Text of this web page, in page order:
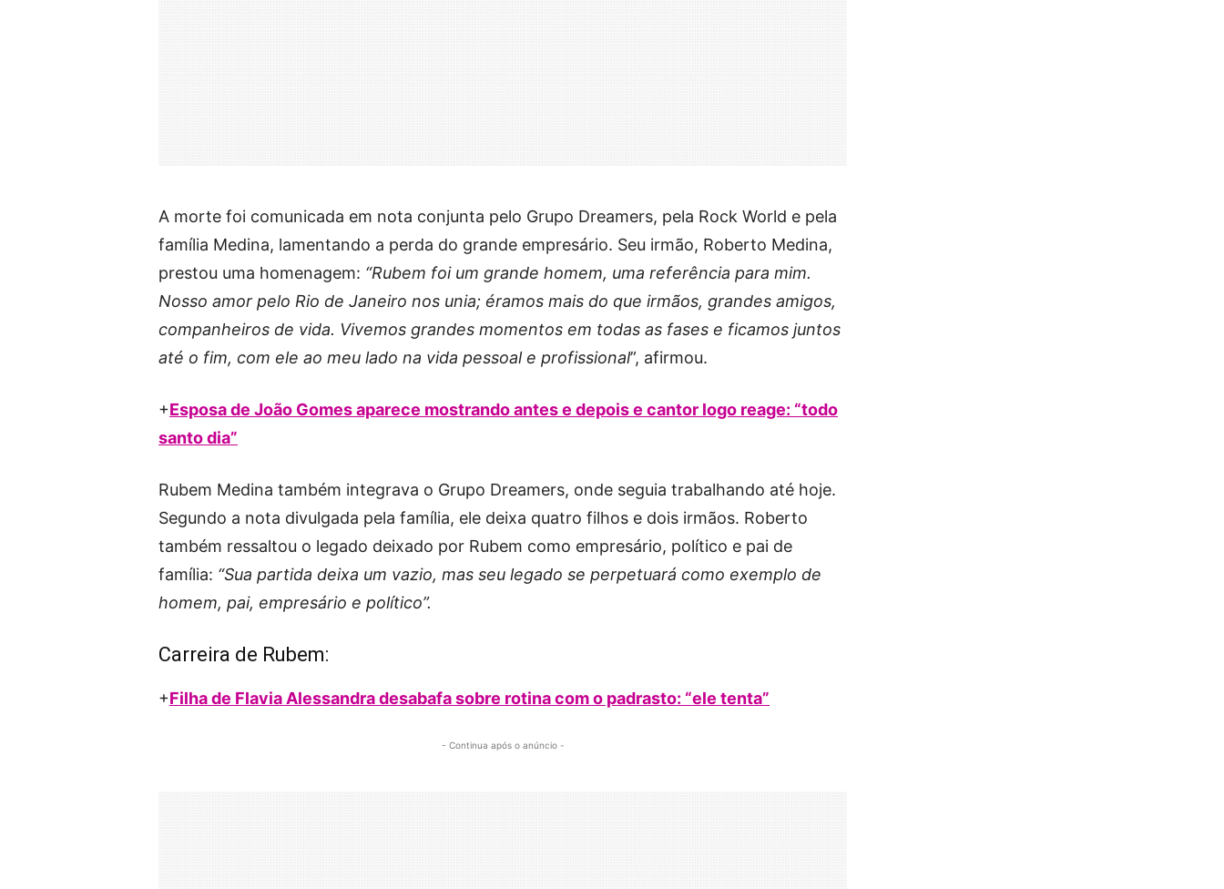
A morte foi comunicada em nota conjunta pelo Grupo Dreamers, pela Rock World e pela
família Medina, lamentando a perda do grande empresário. Seu irmão, Roberto Medina,
prestou uma homenagem: “Rubem foi um grande homem, uma referência para mim.
Nosso amor pelo Rio de Janeiro nos unia; éramos mais do que irmãos, grandes amigos,
companheiros de vida. Vivemos grandes momentos em todas as fases e ficamos juntos
até o fim, com ele ao meu lado na vida pessoal e profissional”, afirmou.
+Esposa de João Gomes aparece mostrando antes e depois e cantor logo reage: “todo
santo dia”
Rubem Medina também integrava o Grupo Dreamers, onde seguia trabalhando até hoje.
Segundo a nota divulgada pela família, ele deixa quatro filhos e dois irmãos. Roberto
também ressaltou o legado deixado por Rubem como empresário, político e pai de
família: “Sua partida deixa um vazio, mas seu legado se perpetuará como exemplo de
homem, pai, empresário e político”.
Carreira de Rubem:
+Filha de Flavia Alessandra desabafa sobre rotina com o padrasto: “ele tenta”
- Continua após o anúncio -